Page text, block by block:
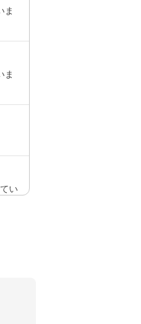
ま
ま
い